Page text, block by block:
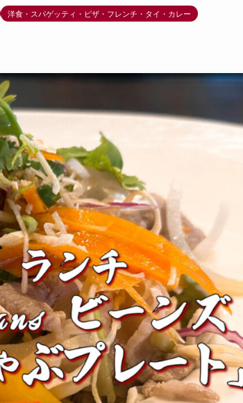
洋食・スパゲッティ・ピザ・フレンチ・タイ・カレー